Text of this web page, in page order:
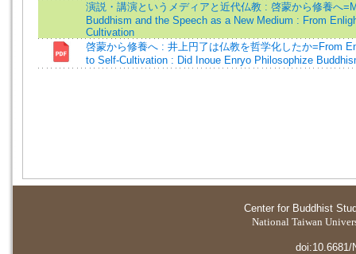
演説・講演というメディアと近代仏教 : 啓蒙から修養へ
Buddhism and the Speech as a New Medium : From
Cultivation
啓蒙から修養へ : 井上円了は仏教を哲学化したか=From
to Self-Cultivation : Did Inoue Enryo Philosophize
Center for Buddhist
National Taiwan
doi:10.6681/